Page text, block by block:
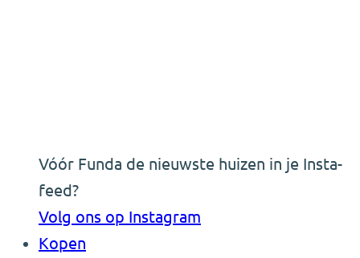
Vóór Funda de nieuwste huizen in je Insta-
feed?
Volg ons op Instagram
Kopen